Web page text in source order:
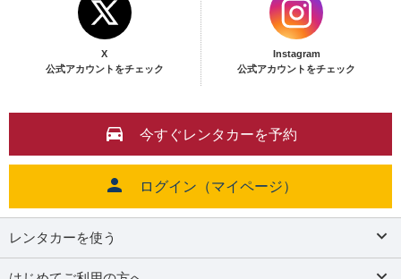
X
公式アカウントをチェック
Instagram
公式アカウントをチェック
今すぐレンタカーを予約
ログイン（マイページ）
レンタカーを使う